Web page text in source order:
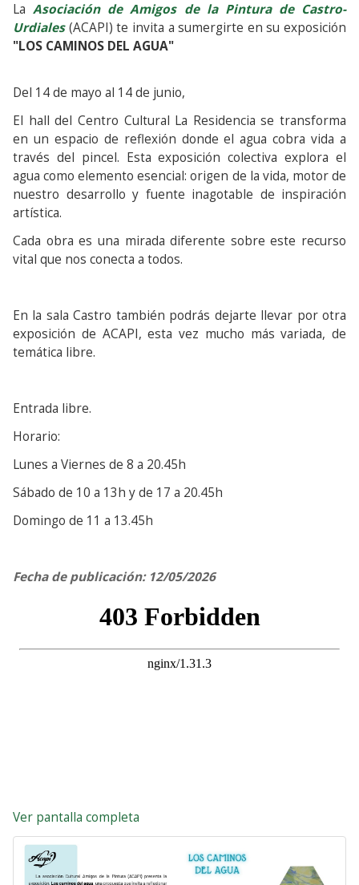
La Asociación de Amigos de la Pintura de Castro-
Urdiales(ACAPI) te invita a sumergirte en su exposición
"LOS CAMINOS DEL AGUA"
Del 14 de mayo al 14 de junio,
El hall del Centro Cultural La Residencia se transforma
en un espacio de reflexión donde el agua cobra vida a
través del pincel. Esta exposición colectiva explora el
agua como elemento esencial: origen de la vida, motor de
nuestro desarrollo y fuente inagotable de inspiración
artística.
Cada obra es una mirada diferente sobre este recurso
vital que nos conecta a todos.
En la sala Castro también podrás dejarte llevar por otra
exposición de ACAPI, esta vez mucho más variada, de
temática libre.
Entrada libre.
Horario:
Lunes a Viernes de 8 a 20.45h
Sábado de 10 a 13h y de 17 a 20.45h
Domingo de 11 a 13.45h
Fecha de publicación: 12/05/2026
Ver pantalla completa